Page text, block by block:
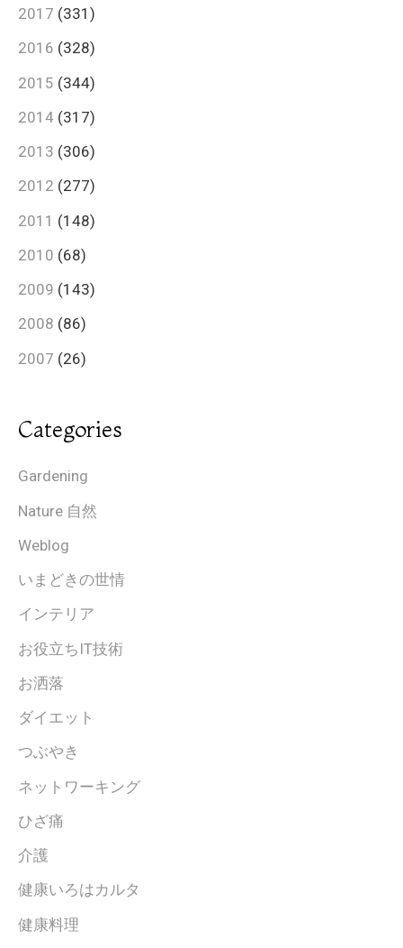
2017 (331)
2016 (328)
2015 (344)
2014 (317)
2013 (306)
2012 (277)
2011 (148)
2010 (68)
2009 (143)
2008 (86)
2007 (26)
Categories
Gardening
Nature 自然
Weblog
いまどきの世情
インテリア
お役立ちIT技術
お洒落
ダイエット
つぶやき
ネットワーキング
ひざ痛
介護
健康いろはカルタ
健康料理